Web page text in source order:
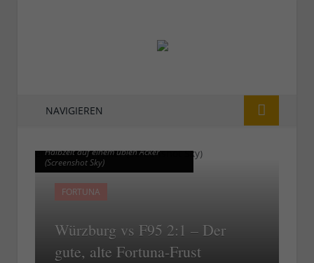
NAVIGIEREN
Halbzeit auf einem üblen Acker
(Screenshot Sky)
FORTUNA
Würzburg vs F95 2:1 – Der
gute, alte Fortuna-Frust
Halbzeit auf einem üblen Acker
(Screenshot Sky)